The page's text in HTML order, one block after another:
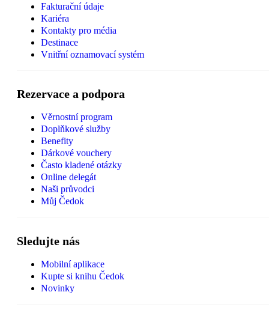
Fakturační údaje
Kariéra
Kontakty pro média
Destinace
Vnitřní oznamovací systém
Rezervace a podpora
Věrnostní program
Doplňkové služby
Benefity
Dárkové vouchery
Často kladené otázky
Online delegát
Naši průvodci
Můj Čedok
Sledujte nás
Mobilní aplikace
Kupte si knihu Čedok
Novinky